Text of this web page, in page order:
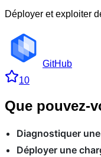
Déployer et exploiter
GitHub
10
Que pouvez-
Diagnostiquer
Déployer une